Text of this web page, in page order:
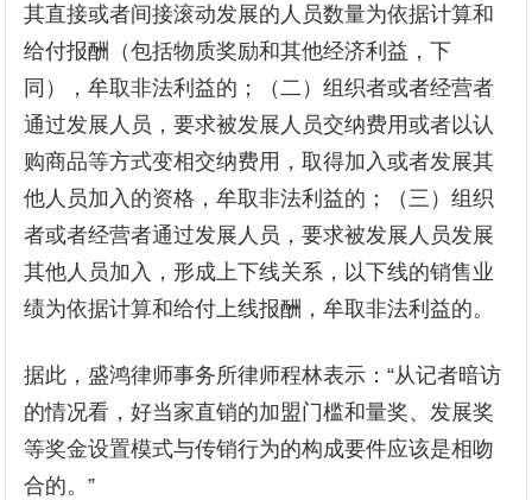
其直接或者间接滚动发展的人员数量为依据计算和
给付报酬（包括物质奖励和其他经济利益，下
同），牟取非法利益的；（二）组织者或者经营者
通过发展人员，要求被发展人员交纳费用或者以认
购商品等方式变相交纳费用，取得加入或者发展其
他人员加入的资格，牟取非法利益的；（三）组织
者或者经营者通过发展人员，要求被发展人员发展
其他人员加入，形成上下线关系，以下线的销售业
绩为依据计算和给付上线报酬，牟取非法利益的。
据此，盛鸿律师事务所律师程林表示：“从记者暗访
的情况看，好当家直销的加盟门槛和量奖、发展奖
等奖金设置模式与传销行为的构成要件应该是相吻
合的。”